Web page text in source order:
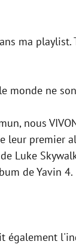
ma
monde ne
nous
leur premier
Luke
de Yavin 4.
également